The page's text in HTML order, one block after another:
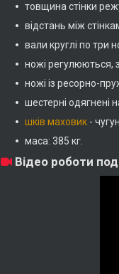
товщина стінки
відстань між
вали круглі по три
ножі регулюються,
ножі із ресорно-
шестерні одягнені
шків маховик -
маса: 385 кг.
Відео роботи